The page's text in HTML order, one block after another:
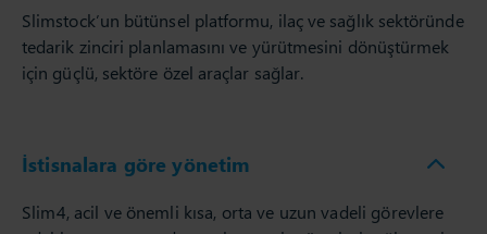
Slimstock’un bütünsel platformu, ilaç ve sağlık sektöründe
tedarik zinciri planlamasını ve yürütmesini dönüştürmek
için güçlü, sektöre özel araçlar sağlar.
İstisnalara göre yönetim
Slim4, acil ve önemli kısa, orta ve uzun vadeli görevlere